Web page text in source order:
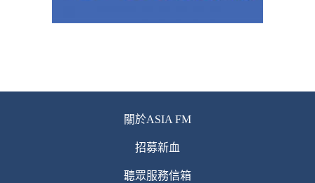
關於ASIA FM
招募新血
聽眾服務信箱